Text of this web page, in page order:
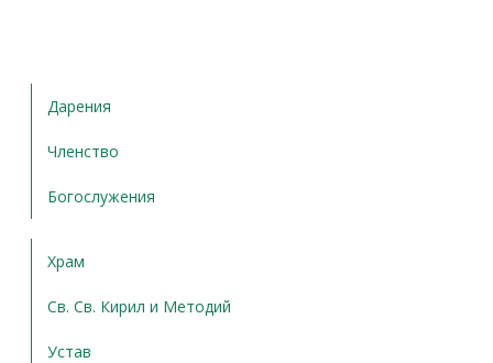
Дарения
Членство
Богослужения
Храм
Св. Св. Кирил и Методий
Устав